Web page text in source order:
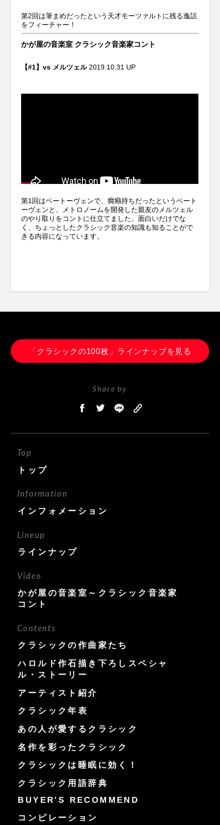
第2回は筆まめだったという天才モーツァルトに残る逸話
をフィーチャー！
かが屋の音楽室 クラシック音楽家コント
【#1】vs メルツェル2019.10.31 UP
第1回はベートーヴェンで、癇癪持ちだったというベート
ーヴェンと、メトロノームを開発した親友のメルツェル
のやり取りをコントに仕立てました。面白いだけでな
く、ちょっとしたクラシック音楽の知識も知ることがで
きる内容になっています。
「クラシックの100枚」ラインナップを見る
Share by
Top
トップ
Information
インフォメーション
Lineup
ラインナップ
Video
かが屋の音楽室～クラシック音楽家
コント
Contents
クラシックの作曲家たち
ハロルド作石描き下ろしスペシャ
ル・ストーリー
アーティスト紹介
クラシック年表
あの人が愛するクラシック
名作を彩ったクラシック
クラシックは睡眠に効く！
クラシック用語辞典
BUYER'S RECOMMEND
コンピレーション